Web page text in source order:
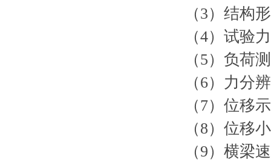
（3）结构
（4）试验
（5）负荷
（6）力分
（7）位移
（8）位移
（9）横梁